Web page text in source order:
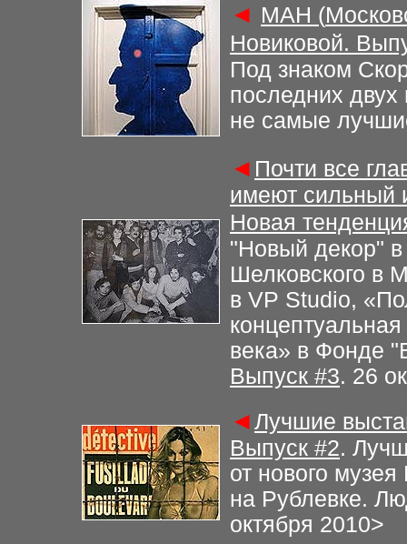
◄ МАН (
Новиковой.
Под знаком
последних
не самые
◄ Почти все
имеют сильный
Новая
"Новый декор"
Шелковского в
в VP Studio,
века» в Фонде "
Выпуск #3. 26
◄Лучшие
Выпуск #2.
от нового
на Рублевке.
октября 2010>